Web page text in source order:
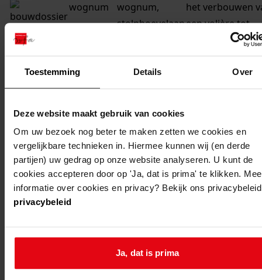
Toestemming Details Over
Deze website maakt gebruik van cookies
Om uw bezoek nog beter te maken zetten we cookies en
vergelijkbare technieken in. Hiermee kunnen wij (en derde
partijen) uw gedrag op onze website analyseren. U kunt de
cookies accepteren door op 'Ja, dat is prima' te klikken.
informatie over cookies en privacy? Bekijk ons privacybeleid
privacybeleid
Ja, dat is prima
wognum
wognum,
stolphoevelaan
het verbouwen
een volière tot
wognum
wognum,
het plaatsen van
wognum
wognum,
stolphoevelaan
6
het plaatsen van
een dakkapel +
verplaatsen
dakraam
wognum
wognum,